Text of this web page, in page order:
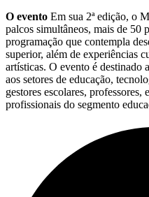
O evento Em sua 2ª edição, o
palcos simultâneos, mais de 50
programação que contempla
superior, além de experiências
artísticas. O evento é destinado
aos setores de educação,
gestores escolares, professores,
profissionais do segmento